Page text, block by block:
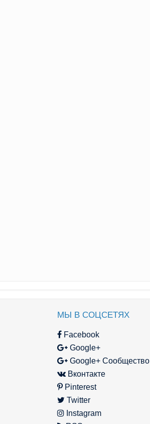
МЫ В СОЦСЕТЯХ
Facebook
Google+
Google+ Сообщество
Вконтакте
Pinterest
Twitter
Instagram